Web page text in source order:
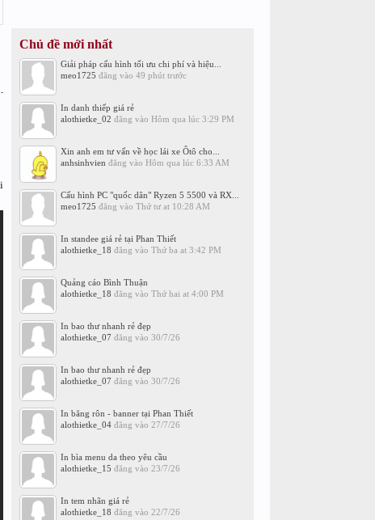
Chủ đề mới nhất
Giải pháp cấu hình tối ưu chi phí và hiệu...
meo1725 đăng vào 49 phút trước
In danh thiếp giá rẻ
alothietke_02 đăng vào Hôm qua lúc 3:29 PM
Xin anh em tư vấn về học lái xe Ôtô cho...
anhsinhvien đăng vào Hôm qua lúc 6:33 AM
Cấu hình PC "quốc dân" Ryzen 5 5500 và RX...
meo1725 đăng vào Thứ tư at 10:28 AM
In standee giá rẻ tại Phan Thiết
alothietke_18 đăng vào Thứ ba at 3:42 PM
Quảng cáo Bình Thuận
alothietke_18 đăng vào Thứ hai at 4:00 PM
In bao thư nhanh rẻ đẹp
alothietke_07 đăng vào 30/7/26
In bao thư nhanh rẻ đẹp
alothietke_07 đăng vào 30/7/26
In băng rôn - banner tại Phan Thiết
alothietke_04đăng vào 27/7/26
In bìa menu da theo yêu cầu
alothietke_15 đăng vào 23/7/26
In tem nhãn giá rẻ
alothietke_18 đăng vào 22/7/26